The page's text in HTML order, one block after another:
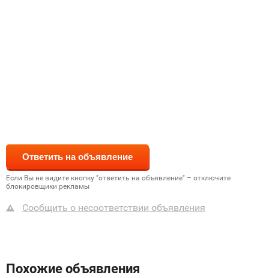
Если Вы не видите кнопку "ответить на объявление" – отключите
блокировщики рекламы
Сообщить о несоответствии объявления
Похожие объявления